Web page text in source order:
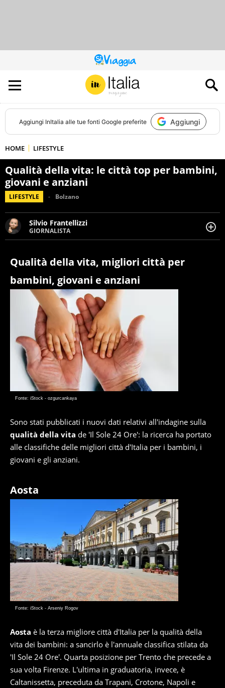
QUESTO
SITO
CONTRIBUISCE
ALL’AUDIENCE
DI
Aggiungi InItalia alle tue fonti Google preferite Aggiungi
HOME LIFESTYLE
Qualità della vita: le città top per bambini,
giovani e anziani
LIFESTYLE Bolzano
Silvio Frantellizzi
GIORNALISTA
Giornalista pubblicista. Da oltre dieci anni si occupa di
cronaca, motori, spettacolo e videogame.
Qualità della vita, migliori città per
bambini, giovani e anziani
Fonte: iStock - ozgurcankaya
Sono stati pubblicati i nuovi dati relativi all'indagine sulla
qualità della vita de 'Il Sole 24 Ore': la ricerca ha portato
alle classifiche delle migliori città d'Italia per i bambini, i
giovani e gli anziani.
Aosta
Fonte: iStock - Arseniy Rogov
Aosta è la terza migliore città d'Italia per la qualità della
vita dei bambini: a sancirlo è l'annuale classifica stilata da
'Il Sole 24 Ore'. Quarta posizione per Trento che precede a
sua volta Firenze. L'ultima in graduatoria, invece, è
Caltanissetta, preceduta da Trapani, Crotone, Napoli e